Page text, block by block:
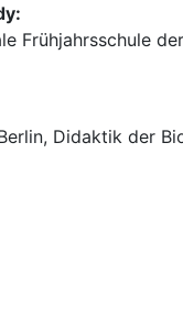
Frühjahrsschule
Didaktik der